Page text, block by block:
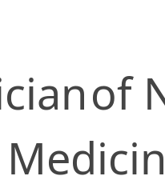
of